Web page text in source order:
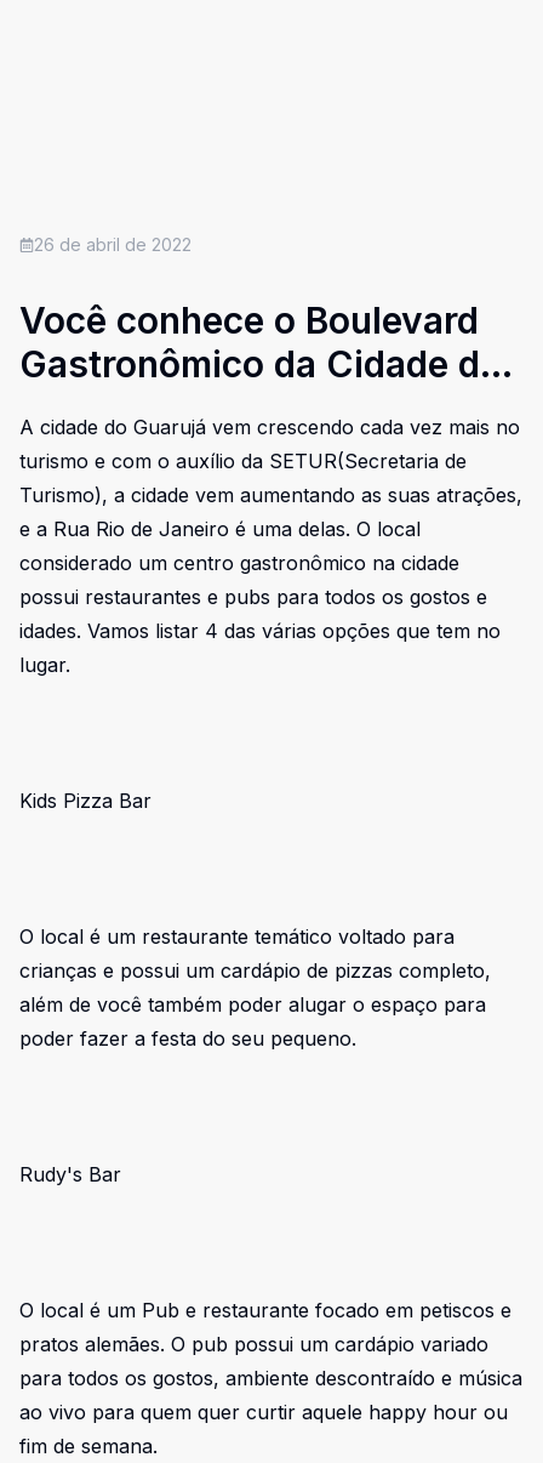
26 de abril de 2022
Você conhece o Boulevard
Gastronômico da Cidade do
A cidade do Guarujá vem crescendo cada vez mais no
turismo e com o auxílio da SETUR(Secretaria de
Turismo), a cidade vem aumentando as suas atrações,
e a Rua Rio de Janeiro é uma delas. O local
considerado um centro gastronômico na cidade
possui restaurantes e pubs para todos os gostos e
idades. Vamos listar 4 das várias opções que tem no
lugar.
Kids Pizza Bar
O local é um restaurante temático voltado para
crianças e possui um cardápio de pizzas completo,
além de você também poder alugar o espaço para
poder fazer a festa do seu pequeno.
Rudy's Bar
O local é um Pub e restaurante focado em petiscos e
pratos alemães. O pub possui um cardápio variado
para todos os gostos, ambiente descontraído e música
ao vivo para quem quer curtir aquele happy hour ou
fim de semana.